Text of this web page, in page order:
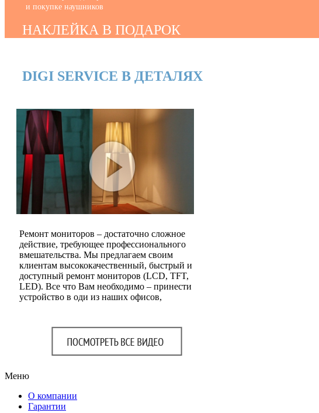
и покупке наушников
НАКЛЕЙКА В ПОДАРОК
DIGI SERVICE В ДЕТАЛЯХ
Ремонт мониторов – достаточно сложное
действие, требующее профессионального
вмешательства. Мы предлагаем своим
клиентам высококачественный, быстрый и
доступный ремонт мониторов (LCD, TFT,
LED). Все что Вам необходимо – принести
устройство в оди из наших офисов,
Меню
О компании
Гарантии